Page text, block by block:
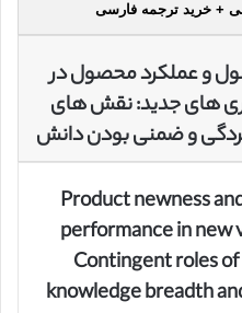
+ خرید ترجمه فارسی
و عملکرد محصول در
های جدید: نقش های
و ضمنی بودن دانش
Product newness
performance in new
Contingent roles
knowledge breadth